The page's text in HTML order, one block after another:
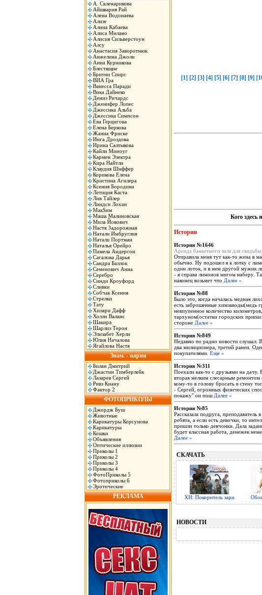
А. Скленарикова
Айшвария Рай
Алена Водонаева
Ализе
Алина Кабаева
Алиса Милано
Алисия Сильверстоун
Алсу
Анастасия Заворотнюк
Анжелина Джоли
Анна Курникова
Блестящие
Бритни Спирс
ВИА Гра
Ванесса Паради
Вика Дайнеко
Дениз Ричардс
Дженифер Лопес
Джессика Альба
Джессика Симпсон
Ева Герцигова
Елена Беркова
Жанна Фриске
Инга Дроздова
Ирина Салтыкова
Кайли Миноуг
Кармен Электра
Кира Найтли
Клаудия Шиффер
Корикова Елена
Кристина Агилера
Ксения Бородина
Летиция Каста
Лив Тайлер
Линдси Лохан
МакSим
Маша Малиновская
Мила Йовович
Настя Задорожная
Натали Имбруглия
Натали Портман
Наталья Орейро
Памела Андерсон
Сагалова Дарья
Сандра Баллок
Семенович Анна
Серебро
Синди Кроуфорд
Сливки
Собчак Ксения
Стрелки
Тату
Хилари Дафф
Холли Валанс
Шакира
Шарлиз Терон
Элизабет Херли
Юлия Началова
Ягайлова Настя
Знам. - парни
Билан Дмитрий
Джастин Тимберлейк
Лазарев Сергей
Ривз Киану
Фактор 2
ФОТОПРИКОЛЫ
Джордж Буш
Животные
Карикатуры Корсунова
Карикатуры
Кошки
Объявления
Оптические иллюзии
Приколы 1
Приколы 2
Приколы 3
Приколы 4
ФотоПриколы 5
Фотоприколы 6
Эротические
РЕКЛАМА
[1] [2] [3] [4] [5] [6] [7] [8] [9]
Кого здесь
Истории
История №1646
Аренда банкетного зала для свадьбы
Отправила меня тут как-то жена в
обычно. Ну подошел я к лотку с
один лоток, и в нем другой мужик
- я справа лимонов мигом наберу.
наконец возьмет что Далее »
История №88
Было это, когда началась медная
есть заброшенные химзаводы(медь
невпупенное количество
тархуном(остатки городских
стороне Далее »
История №849
Недавно по радио новости слушал.
два милиционера, третий ранен.
покупателями. Еще »
История №311
Поехали как-то с друзьями на дачу.
вторая мелким слесарным ремонтом
кому-то в голову бросать в стену
- Сергей, огромных физических
покажу" он пош Далее »
История №85
Рассказала подруга,
ребята, а если есть девочки, то
пришли только девчонки. Дала
будет классная работа, денежек
Далее »
СКАЧАТЬ
ХН: Покоритель зари
НОВОСТИ